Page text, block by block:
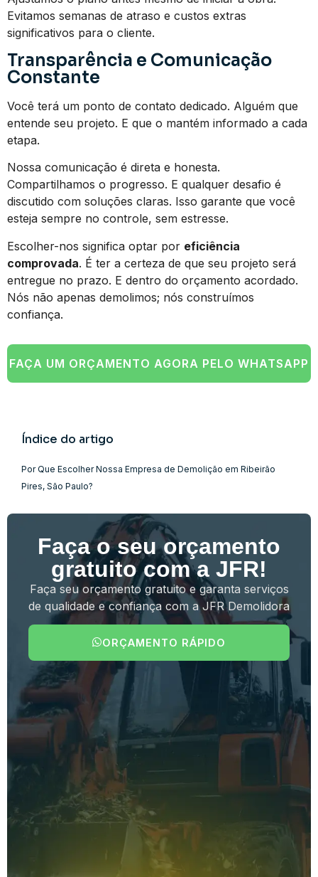
Evitamos semanas de atraso e custos extras
significativos para o cliente.
Transparência e Comunicação
Constante
Você terá um ponto de contato dedicado. Alguém que
entende seu projeto. E que o mantém informado a cada
etapa.
Nossa comunicação é direta e honesta.
Compartilhamos o progresso. E qualquer desafio é
discutido com soluções claras. Isso garante que você
esteja sempre no controle, sem estresse.
Escolher-nos significa optar por eficiência
comprovada. É ter a certeza de que seu projeto será
entregue no prazo. E dentro do orçamento acordado.
Nós não apenas demolimos; nós construímos
confiança.
FAÇA UM ORÇAMENTO AGORA PELO WHATSAPP
Índice do artigo
Por Que Escolher Nossa Empresa de Demolição em Ribeirão
Pires, São Paulo?
Faça o seu orçamento
gratuito com a JFR!
Faça seu orçamento gratuito e garanta serviços
de qualidade e confiança com a JFR Demolidora
ORÇAMENTO RÁPIDO